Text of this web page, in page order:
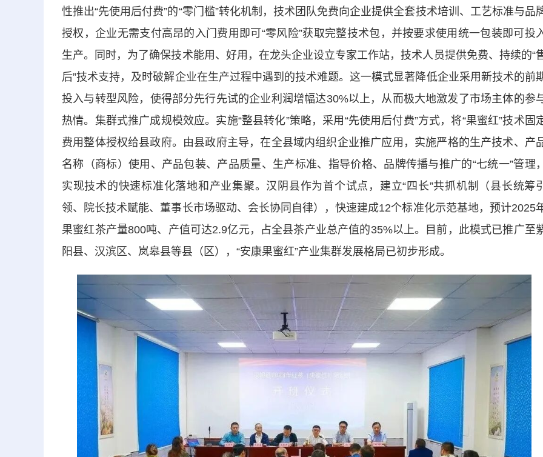
性推出“先使用后付费”的“零门槛”转化机制，技术团队免费向企业提供全套技术培训、工艺标准与品
授权，企业无需支付高昂的入门费用即可“零风险”获取完整技术包，并按要求使用统一包装即可投
生产。同时，为了确保技术能用、好用，在龙头企业设立专家工作站，技术人员提供免费、持续的“
后”技术支持，及时破解企业在生产过程中遇到的技术难题。这一模式显著降低企业采用新技术的前
投入与转型风险，使得部分先行先试的企业利润增幅达30%以上，从而极大地激发了市场主体的参
热情。集群式推广成规模效应。实施“整县转化”策略，采用“先使用后付费”方式，将“果蜜红”技术固
费用整体授权给县政府。由县政府主导，在全县域内组织企业推广应用，实施严格的生产技术、产
名称（商标）使用、产品包装、产品质量、生产标准、指导价格、品牌传播与推广的“七统一”管理，
实现技术的快速标准化落地和产业集聚。汉阴县作为首个试点，建立“四长”共抓机制（县长统筹引
领、院长技术赋能、董事长市场驱动、会长协同自律），快速建成12个标准化示范基地，预计2025
果蜜红茶产量800吨、产值可达2.9亿元，占全县茶产业总产值的35%以上。目前，此模式已推广至
阳县、汉滨区、岚皋县等县（区），“安康果蜜红”产业集群发展格局已初步形成。